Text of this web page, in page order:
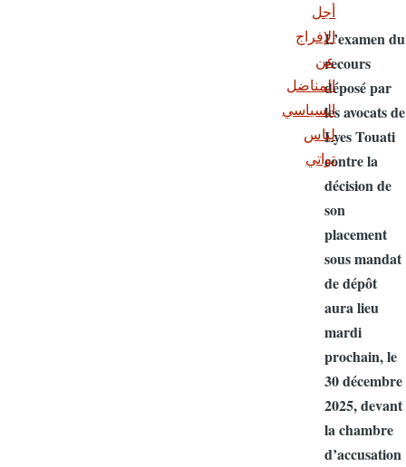
L’examen
recours
déposé par
les
Lyes
contre la
décision de
son
placement
sous
de dépôt
aura lieu
mardi
prochain,
30
2025,
la
أجل
الإفراج
عن
المناضل
السياسي
لياس
تواتي